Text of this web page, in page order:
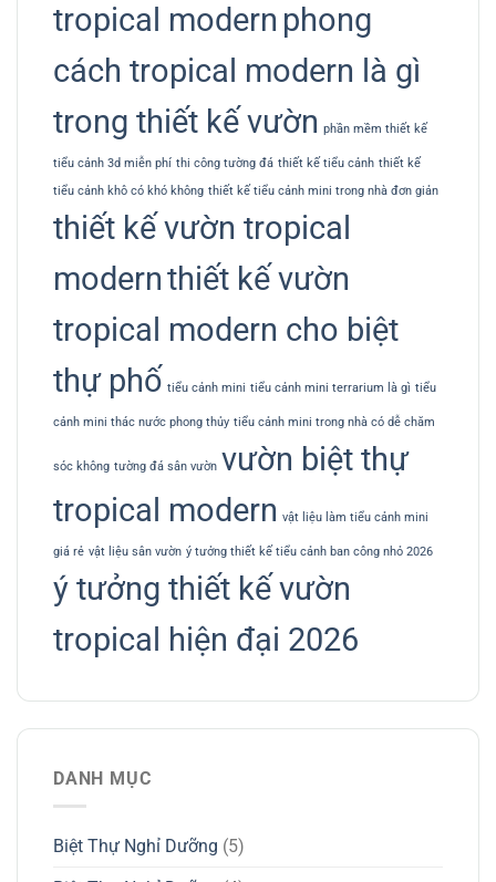
tropical modern phong
cách tropical modern là gì
trong thiết kế vườn phần mềm thiết kế
tiểu cảnh 3d miễn phí thi công tường đá thiết kế tiểu cảnh thiết kế
tiểu cảnh khô có khó không thiết kế tiểu cảnh mini trong nhà đơn giản
thiết kế vườn tropical
modernthiết kế vườn
tropical modern cho biệt
thự phố tiểu cảnh mini tiểu cảnh mini terrarium là gì tiểu
cảnh mini thác nước phong thủy tiểu cảnh mini trong nhà có dễ chăm
sóc không tường đá sân vườn vườn biệt thự
tropical modern vật liệu làm tiểu cảnh mini
giá rẻ vật liệu sân vườn ý tưởng thiết kế tiểu cảnh ban công nhỏ 2026
ý tưởng thiết kế vườn
tropical hiện đại 2026
DANH MỤC
Biệt Thự Nghỉ Dưỡng (5)